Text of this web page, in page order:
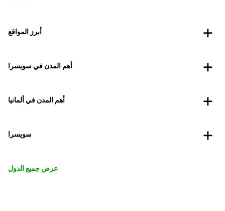
أبرز المواقع
أهم المدن في سويسرا
أهم المدن في ألمانيا
سويسرا
عرض جميع الدول